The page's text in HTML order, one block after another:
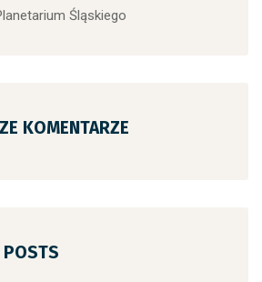
Śląskiego
KOMENTARZE